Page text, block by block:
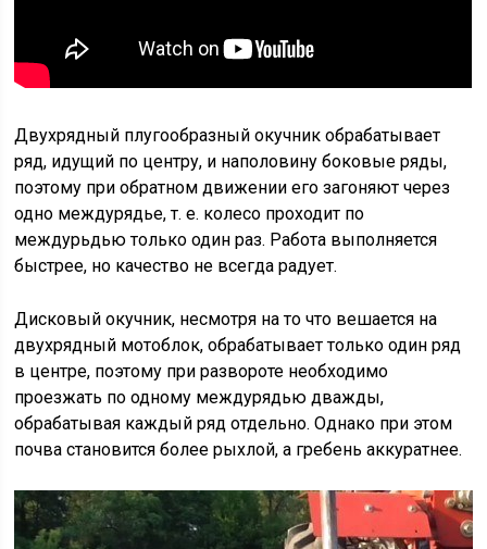
Двухрядный плугообразный окучник обрабатывает
ряд, идущий по центру, и наполовину боковые ряды,
поэтому при обратном движении его загоняют через
одно междурядье, т. е. колесо проходит по
междурьдью только один раз. Работа выполняется
быстрее, но качество не всегда радует.
Дисковый окучник, несмотря на то что вешается на
двухрядный мотоблок, обрабатывает только один ряд
в центре, поэтому при развороте необходимо
проезжать по одному междурядью дважды,
обрабатывая каждый ряд отдельно. Однако при этом
почва становится более рыхлой, а гребень аккуратнее.